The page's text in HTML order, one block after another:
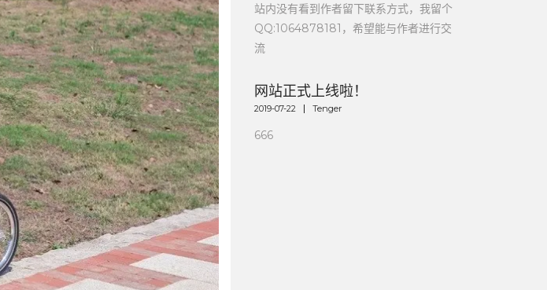
站内没有看到作者留下联系方式，我留个
QQ:1064878181，希望能与作者进行交
流
网站正式上线啦！
2019-07-22 Tenger
666